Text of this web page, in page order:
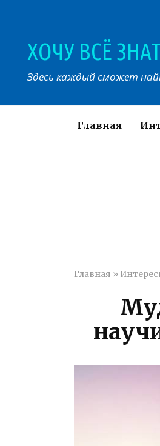
ХОЧУ ВСЁ
Здесь каждый сможет
Главная
Главная »